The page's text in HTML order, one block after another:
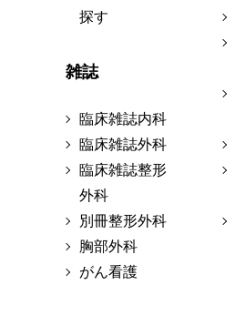
探す
雑誌
臨床雑誌内科
臨床雑誌外科
臨床雑誌整形
外科
別冊整形外科
胸部外科
がん看護